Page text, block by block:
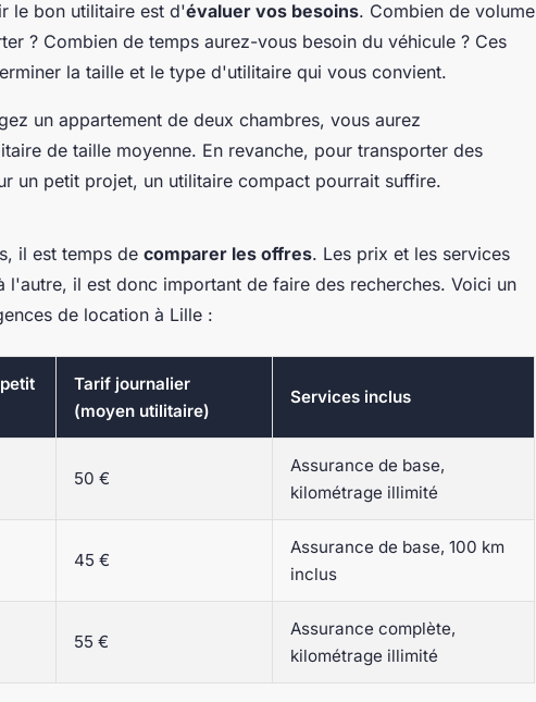
le bon utilitaire est d'évaluer vos besoins. Combien de volume
? Combien de temps aurez-vous besoin du véhicule ? Ces
la taille et le type d'utilitaire qui vous convient.
un appartement de deux chambres, vous aurez
de taille moyenne. En revanche, pour transporter des
un petit projet, un utilitaire compact pourrait suffire.
il est temps de comparer les offres. Les prix et les services
l'autre, il est donc important de faire des recherches. Voici un
de location à Lille :
Tarif journalier
(moyen utilitaire)
Services inclus
50 €
Assurance de base,
kilométrage illimité
45 €
Assurance de base, 100 km
inclus
55 €
Assurance complète,
kilométrage illimité